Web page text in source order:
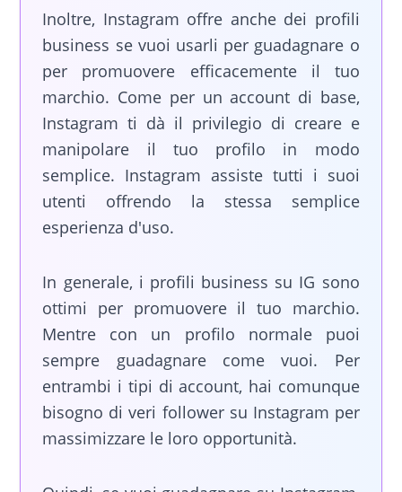
Inoltre, Instagram offre anche dei profili
business se vuoi usarli per guadagnare o
per promuovere efficacemente il tuo
marchio. Come per un account di base,
Instagram ti dà il privilegio di creare e
manipolare il tuo profilo in modo
semplice. Instagram assiste tutti i suoi
utenti offrendo la stessa semplice
esperienza d'uso.
In generale, i profili business su IG sono
ottimi per promuovere il tuo marchio.
Mentre con un profilo normale puoi
sempre guadagnare come vuoi. Per
entrambi i tipi di account, hai comunque
bisogno di veri follower su Instagram per
massimizzare le loro opportunità.